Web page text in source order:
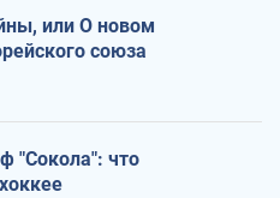
или О новом
союза
"Сокола": что